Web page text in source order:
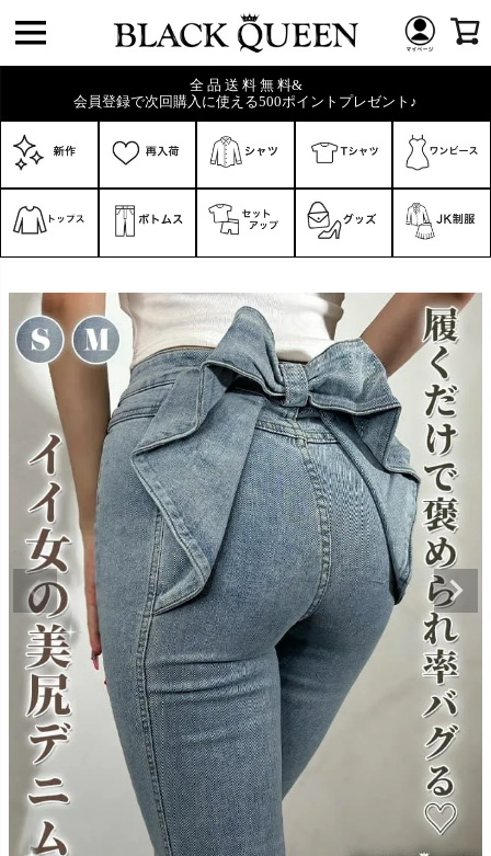
全 品 送 料 無 料&
会員登録で次回購入に使える500ポイントプレゼント♪